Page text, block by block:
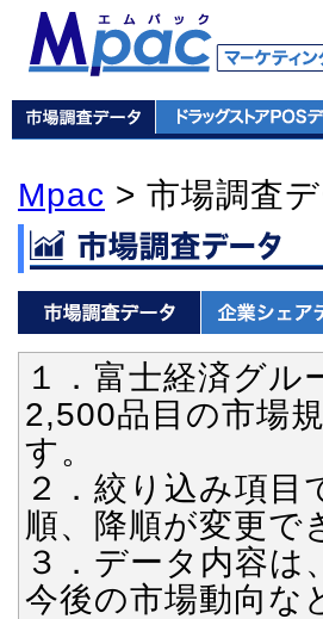
Mpac > 市場調査
１．富士経済グ
2,500品目の市場
す。
２．絞り込み項
順、降順が変更で
３．データ内容
今後の市場動向な